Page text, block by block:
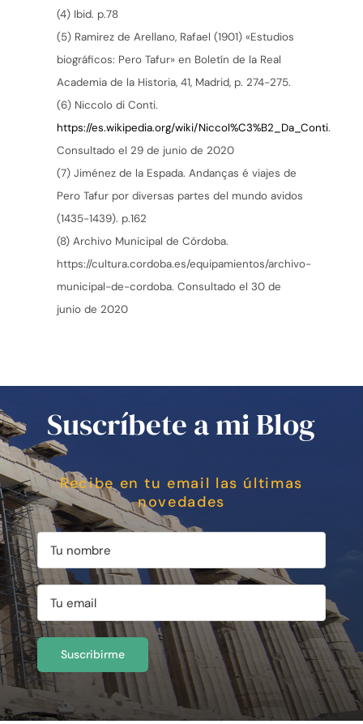
(4) Ibid. p.78
(5) Ramirez de Arellano, Rafael (1901) «Estudios
biográficos: Pero Tafur» en Boletín de la Real
Academia de la Historia, 41, Madrid, p. 274-275.
(6) Niccolo di Conti.
https://es.wikipedia.org/wiki/Niccol%C3%B2_Da_Conti.
Consultado el 29 de junio de 2020
(7) Jiménez de la Espada. Andanças é viajes de
Pero Tafur por diversas partes del mundo avidos
(1435-1439). p.162
(8) Archivo Municipal de Córdoba.
https://cultura.cordoba.es/equipamientos/archivo-
municipal-de-cordoba. Consultado el 30 de
junio de 2020
Suscríbete a mi Blog
Recibe en tu email las últimas
novedades